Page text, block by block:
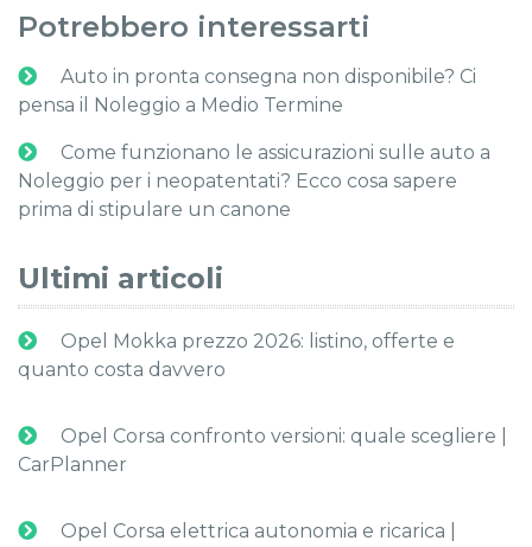
Potrebbero interessarti
Auto in pronta consegna non disponibile? Ci
pensa il Noleggio a Medio Termine
Come funzionano le assicurazioni sulle auto a
Noleggio per i neopatentati? Ecco cosa sapere
prima di stipulare un canone
Ultimi articoli
Opel Mokka prezzo 2026: listino, offerte e
quanto costa davvero
Opel Corsa confronto versioni: quale scegliere |
CarPlanner
Opel Corsa elettrica autonomia e ricarica |